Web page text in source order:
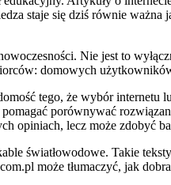
staje się dziś równie
Nie jest to
domowych
tego, że wybór
porównywać
opiniach, lecz może zdobyć
światłowodowe. Takie
może tłumaczyć, jak